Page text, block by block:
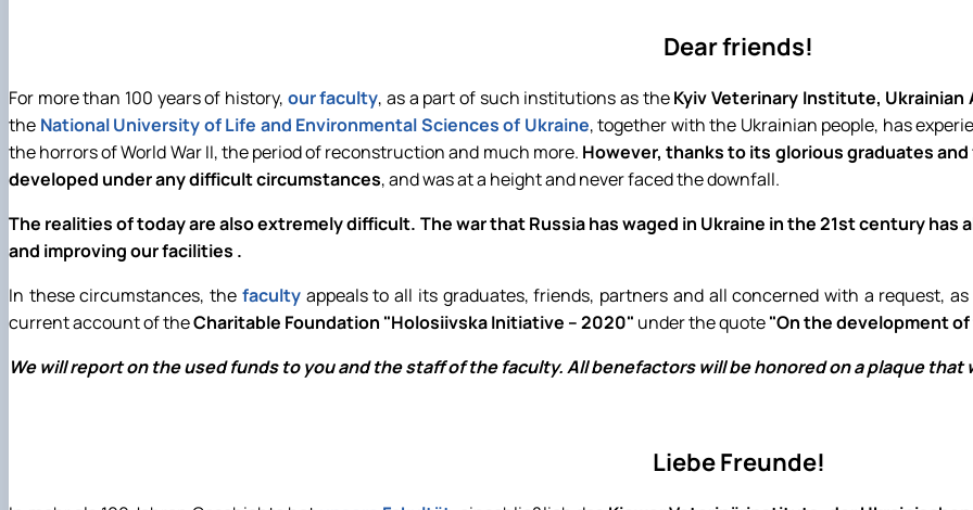
Dear friends!
For more than 100 years of history, our faculty, as a part of such institutions as theKyiv Veterinary Institute,
the National University of Life and Environmental Sciences of Ukraine, together with the Ukrainian people, has
the horrors of World War II, the period of reconstruction and much more. However, thanks to its glorious graduates
developed under any difficult circumstances, and was at a height and never faced the downfall.
The realities of today are also extremely difficult. The war that Russia has waged in Ukraine in the 21st century
and improving our facilities .
In these circumstances, the facultyappeals to all its graduates, friends, partners and all concerned with a request,
current account of theCharitable Foundation "Holosiivska Initiative – 2020" under the quote"On the development
We will report on the used funds to you and the staff of the faculty. All benefactors will be honored on a plaque
Liebe Freunde!